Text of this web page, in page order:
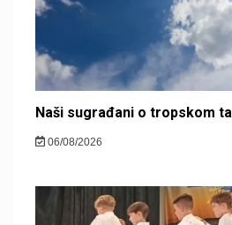
Naši sugrađani o tropskom
06/08/2026